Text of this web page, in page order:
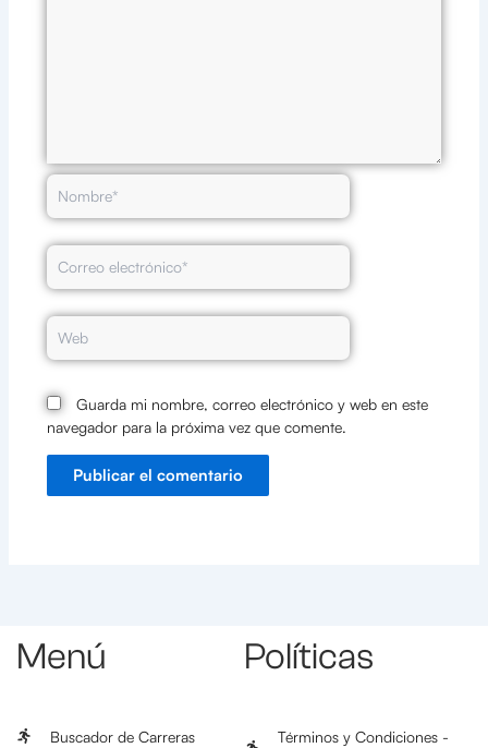
Nombre*
Correo
electrónico*
Web
Guarda mi nombre, correo electrónico y web en este
navegador para la próxima vez que comente.
Menú
Buscador de Carreras
Políticas
Términos y Condiciones -